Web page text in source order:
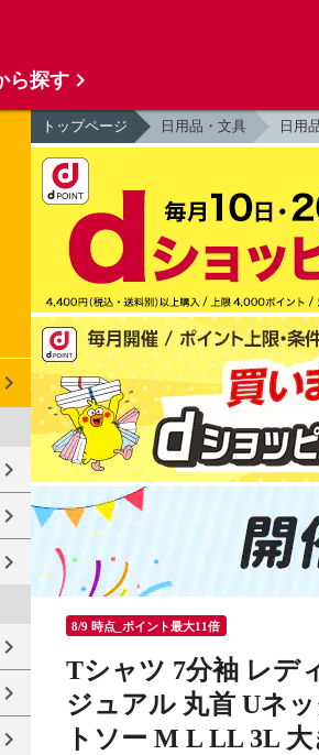
トップページ 日用品・文具 日用
8/9 時点_ポイント最大11倍
Tシャツ 7分袖 レデ
ジュアル 丸首 Uネ
トソー M L LL 3L
ら探す